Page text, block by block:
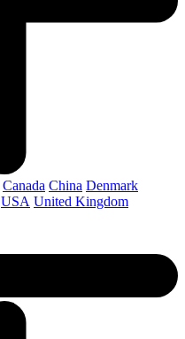
Canada China Denmark
USA United Kingdom